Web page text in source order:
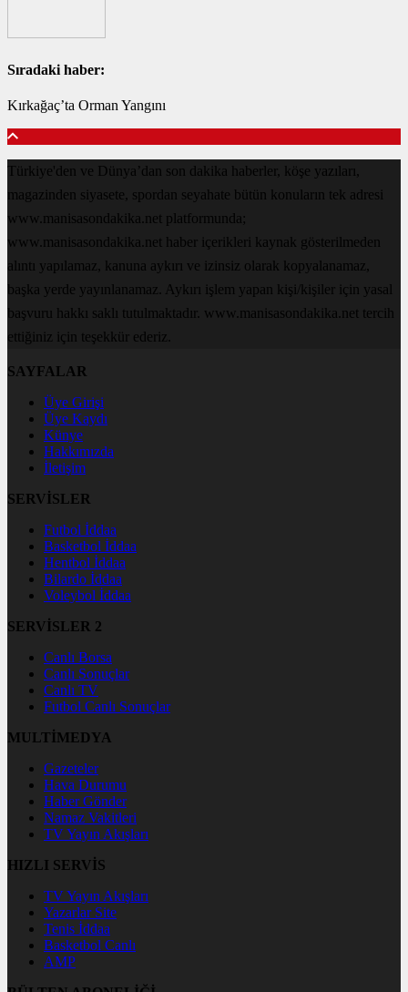
Sıradaki haber:
Kırkağaç’ta Orman Yangını
Türkiye'den ve Dünya’dan son dakika haberler, köşe yazıları,
magazinden siyasete, spordan seyahate bütün konuların tek adresi
www.manisasondakika.net platformunda;
www.manisasondakika.net haber içerikleri kaynak gösterilmeden
alıntı yapılamaz, kanuna aykırı ve izinsiz olarak kopyalanamaz,
başka yerde yayınlanamaz. Aykırı işlem yapan kişi/kişiler için yasal
başvuru hakkı saklı tutulmaktadır. www.manisasondakika.net tercih
ettiğiniz için teşekkür ederiz.
SAYFALAR
Üye Girişi
Üye Kaydı
Künye
Hakkımızda
İletişim
SERVİSLER
Futbol İddaa
Basketbol İddaa
Hentbol İddaa
Bilardo İddaa
Voleybol İddaa
SERVİSLER 2
Canlı Borsa
Canlı Sonuçlar
Canlı TV
Futbol Canlı Sonuçlar
MULTİMEDYA
Gazeteler
Hava Durumu
Haber Gönder
Namaz Vakitleri
TV Yayın Akışları
HIZLI SERVİS
TV Yayın Akışları
Yazarlar Site
Tenis İddaa
Basketbol Canlı
AMP